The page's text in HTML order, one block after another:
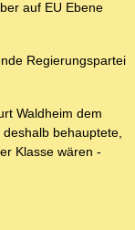
auf EU Ebene
Regierungspartei
Waldheim dem
behauptete,
Klasse wären -